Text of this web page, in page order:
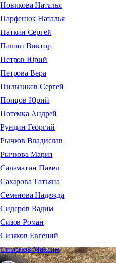
Новикова Наталья
Парфенюк Наталья
Паткин Сергей
Пашин Виктор
Петров Юрий
Петрова Вера
Пильников Сергей
Попцов Юрий
Потемка Андрей
Рундин Георгий
Рычков Владислав
Рычкова Мария
Саламатин Павел
Сахарова Татьяна
Семенова Надежда
Сидоров Вадим
Сизов Роман
Сизяков Евгений
Симонов Максим